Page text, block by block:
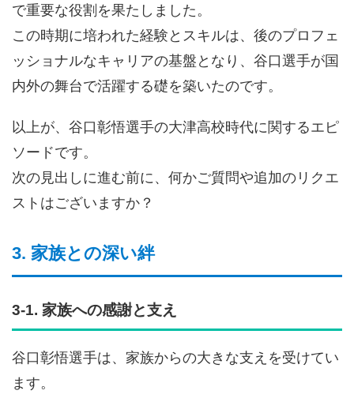
で重要な役割を果たしました。
この時期に培われた経験とスキルは、後のプロフェ
ッショナルなキャリアの基盤となり、谷口選手が国
内外の舞台で活躍する礎を築いたのです。
以上が、谷口彰悟選手の大津高校時代に関するエピ
ソードです。
次の見出しに進む前に、何かご質問や追加のリクエ
ストはございますか？
3. 家族との深い絆
3-1. 家族への感謝と支え
谷口彰悟選手は、家族からの大きな支えを受けてい
ます。